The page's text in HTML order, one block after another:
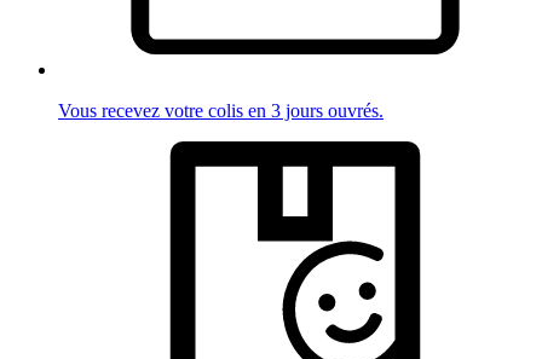
Vous recevez votre colis en 3 jours ouvrés.